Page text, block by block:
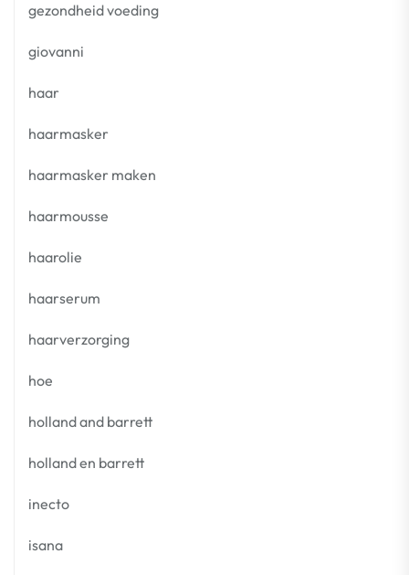
gezondheid voeding
giovanni
haar
haarmasker
haarmasker maken
haarmousse
haarolie
haarserum
haarverzorging
hoe
holland and barrett
holland en barrett
inecto
isana